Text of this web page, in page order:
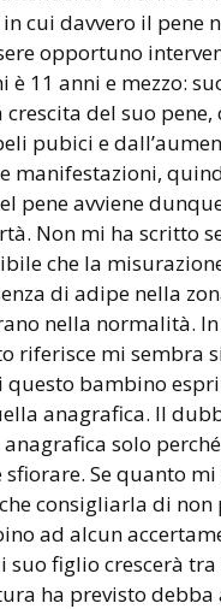
cui davvero il pene
opportuno
è 11 anni e mezzo:
del suo
pubici e
manifestazioni,
pene avviene
Non mi ha scritto
che la
di adipe nella
nella normalità.
riferisce mi
bambino
anagrafica. Il
solo
Se quanto
consigliarla di
ad alcun
suo figlio crescerà
ha previsto debba